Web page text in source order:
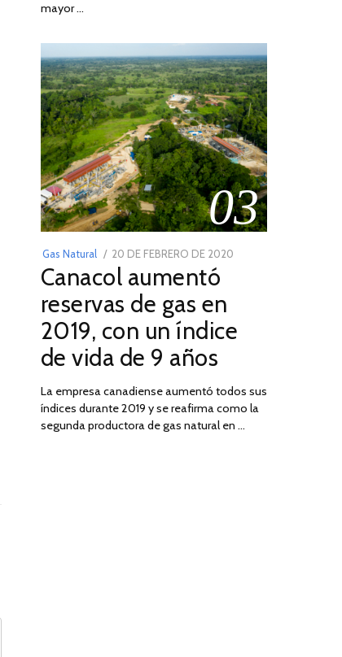
mayor …
03
Gas Natural
POSTED
ON
20 DE FEBRERO DE 2020
2025
Canacol aumentó
reservas de gas en
2019, con un índice
de vida de 9 años
La empresa canadiense aumentó todos sus
índices durante 2019 y se reafirma como la
segunda productora de gas natural en …